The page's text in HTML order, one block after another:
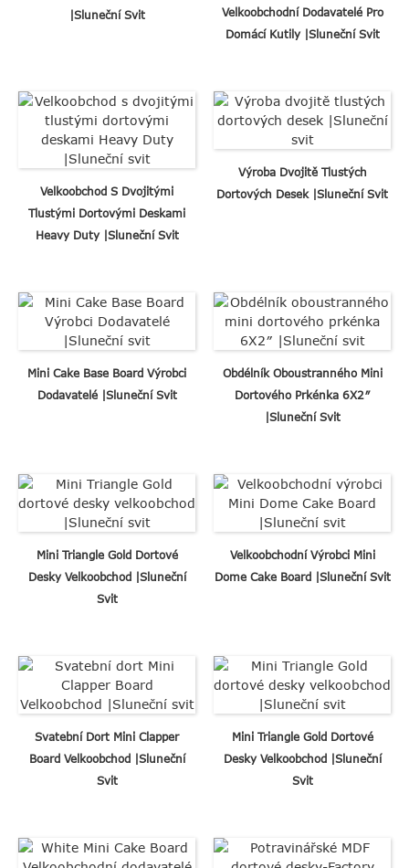
|Sluneční Svit
Velkoobchodní Dodavatelé Pro
Domácí Kutily |Sluneční Svit
Velkoobchod S Dvojitými
Tlustými Dortovými Deskami
Heavy Duty |Sluneční Svit
Výroba Dvojitě Tlustých
Dortových Desek |Sluneční Svit
Mini Cake Base Board Výrobci
Dodavatelé |Sluneční Svit
Obdélník Oboustranného Mini
Dortového Prkénka 6X2″
|Sluneční Svit
Mini Triangle Gold Dortové
Desky Velkoobchod |Sluneční
Svit
Velkoobchodní Výrobci Mini
Dome Cake Board |Sluneční Svit
Svatební Dort Mini Clapper
Board Velkoobchod |Sluneční
Svit
Mini Triangle Gold Dortové
Desky Velkoobchod |Sluneční
Svit